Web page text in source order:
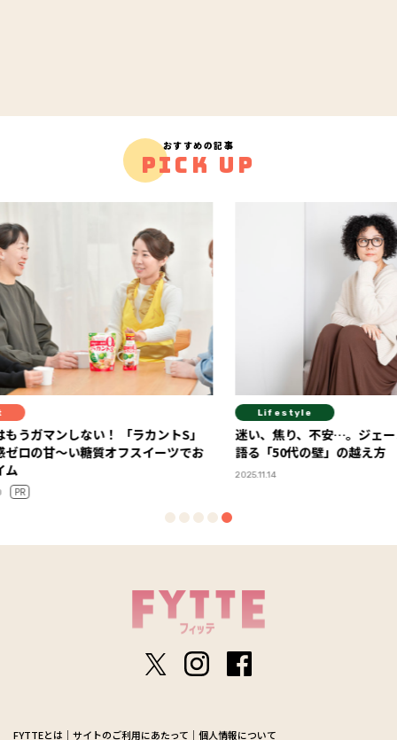
おすすめの記事
PICK UP
トS」
でお
迷い、焦り、不安…。ジェーン・スーさんが
語る「50代の壁」の越え方
今年の
ルスケ
FYTTEとは サイトのご利用にあたって 個人情報について